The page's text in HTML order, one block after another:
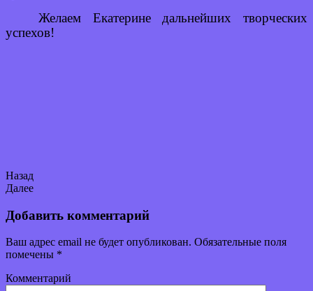
Желаем Екатерине дальнейших творческих
успехов!
Назад
Далее
Добавить комментарий
Ваш адрес email не будет опубликован. Обязательные поля
помечены *
Комментарий